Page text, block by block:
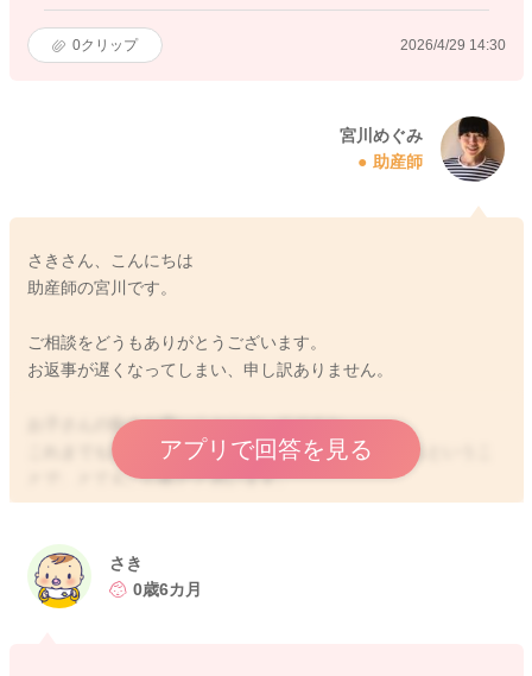
0クリップ 2026/4/29 14:30
宮川めぐみ
助産師
さきさん、こんにちは
助産師の宮川です。
ご相談をどうもありがとうございます。
お返事が遅くなってしまい、申し訳ありません。
お子さんの飲みが悪いことについてですね。
これまでも飲みが特別悪くなることを繰り返しているというこ
とで、とてもご心配だと思います。
飲むことを決めるのは、お子さんになってくることもあります
読ませていただき、元々食が細いタイプでもあるのかなと思い
ました。
アプリで回答を見る
さき
0歳6カ月